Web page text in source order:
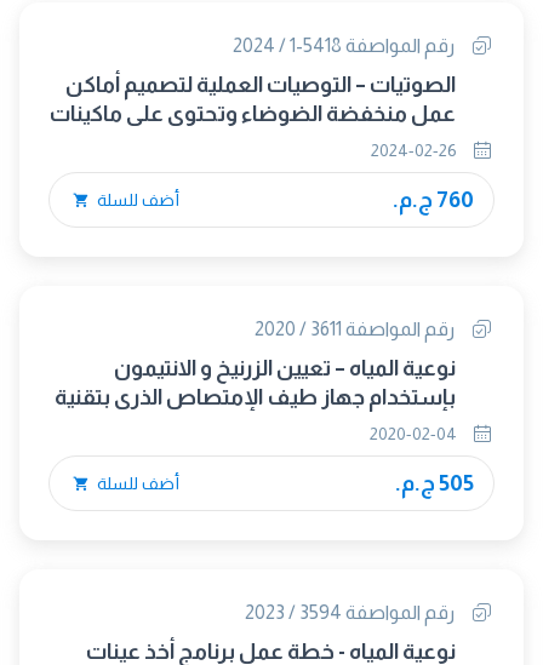
رقم المواصفة 5418-1 / 2024
الصوتيات – التوصيات العملية لتصميم أماكن
عمل منخفضة الضوضاء وتحتوى على ماكينات
الجزء الأول : استراتيجيات التحكم فى الضوضاء
760 ج.م. أضف للسلة
رقم المواصفة 3611 / 2020
نوعية المياه – تعيين الزرنيخ و الانتيمون
بإستخدام جهاز طيف الإمتصاص الذرى بتقنية
الهيدريد ( HG-AAS )
505 ج.م. أضف للسلة
رقم المواصفة 3594 / 2023
نوعية المياه - خطة عمل برنامج أخذ عينات